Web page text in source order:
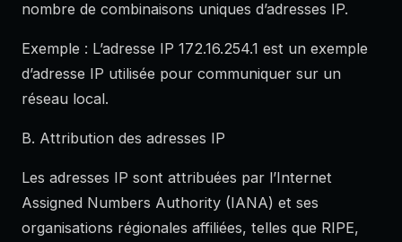
nombre de combinaisons uniques d’adresses IP.
Exemple : L’adresse IP 172.16.254.1 est un exemple
d’adresse IP utilisée pour communiquer sur un
réseau local.
B. Attribution des adresses IP
Les adresses IP sont attribuées par l’Internet
Assigned Numbers Authority (IANA) et ses
organisations régionales affiliées, telles que RIPE,